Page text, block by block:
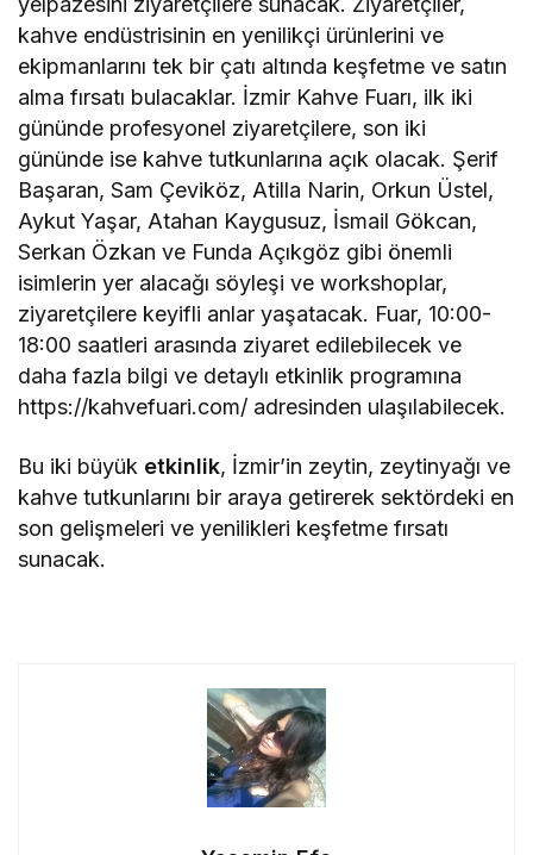
kahve endüstrisinin en yenilikçi ürünlerini ve
ekipmanlarını tek bir çatı altında keşfetme ve satın
alma fırsatı bulacaklar. İzmir Kahve Fuarı, ilk iki
gününde profesyonel ziyaretçilere, son iki
gününde ise kahve tutkunlarına açık olacak. Şerif
Başaran, Sam Çeviköz, Atilla Narin, Orkun Üstel,
Aykut Yaşar, Atahan Kaygusuz, İsmail Gökcan,
Serkan Özkan ve Funda Açıkgöz gibi önemli
isimlerin yer alacağı söyleşi ve workshoplar,
ziyaretçilere keyifli anlar yaşatacak. Fuar, 10:00-
18:00 saatleri arasında ziyaret edilebilecek ve
daha fazla bilgi ve detaylı etkinlik programına
https://kahvefuari.com/ adresinden ulaşılabilecek.
Bu iki büyük etkinlik, İzmir’in zeytin, zeytinyağı ve
kahve tutkunlarını bir araya getirerek sektördeki en
son gelişmeleri ve yenilikleri keşfetme fırsatı
sunacak.